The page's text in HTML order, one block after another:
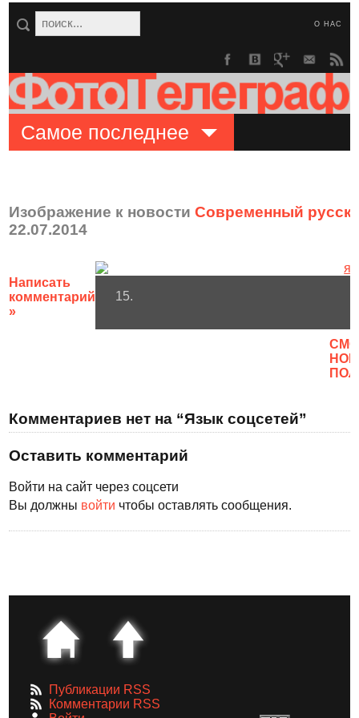
О НАС
Самое последнее
Изображение к новостиСовременный
22.07.2014
Написать
комментарий
»
15.
Комментариев нет на “Язык соцсетей”
Оставить комментарий
Войти на сайт через соцсети
Вы должны войти чтобы оставлять сообщения.
Публикации RSS
Комментарии RSS